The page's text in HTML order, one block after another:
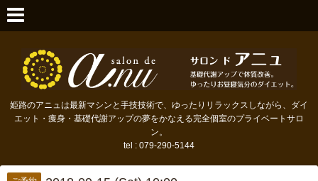
姫路のアニュは最新マシンと手技技術で、ゆったりリラックスしながら、ダイ
エット・痩身・基礎代謝アップの夢をかなえる完全個室のプライベートサロ
ン。
tel : 079-290-5144